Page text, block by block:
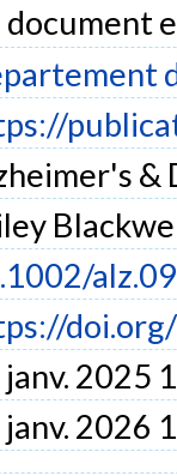
document
&
janv. 2025
janv. 2026